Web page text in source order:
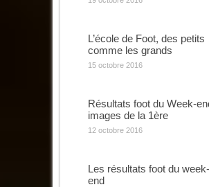
L’école de Foot, des
comme les grands
15 octobre 2016
Résultats foot du Week-
images de la 1ère
12 octobre 2016
Les résultats foot du week-
end